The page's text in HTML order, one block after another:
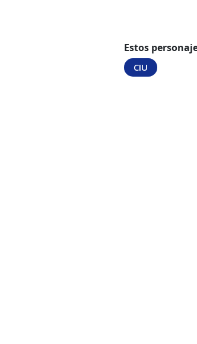
Estos
CIU